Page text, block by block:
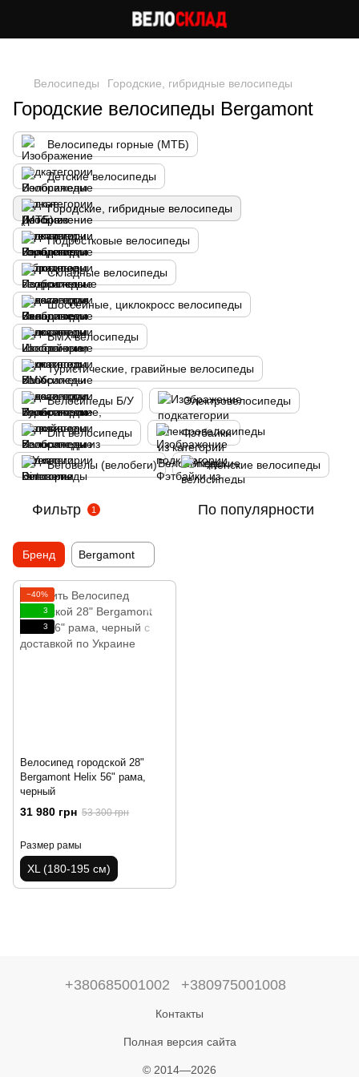
Велосипеды Городские, гибридные велосипеды
Городские велосипеды Bergamont
Велосипеды горные (МТБ)
Детские велосипеды
Городские, гибридные велосипеды
Подростковые велосипеды
Складные велосипеды
Шоссейные, циклокросс велосипеды
BMX велосипеды
Туристические, гравийные велосипеды
Велосипеды Б/У Электровелосипеды
Dirt велосипеды Фэтбайки
Беговелы (велобеги) Женские велосипеды
Фильтр 1 По популярности
Бренд Bergamont
−40%
3
3
Велосипед городской 28"
Bergamont Helix 56" рама,
черный
31 980 грн 53 300 грн
Размер рамы
XL (180-195 см)
+380685001002 +380975001008
Контакты
Полная версия сайта
© 2014—2026